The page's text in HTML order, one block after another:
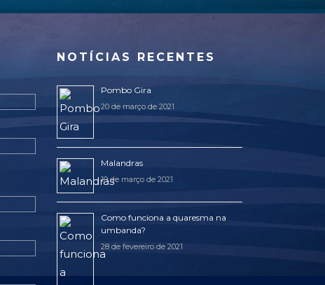
NOTÍCIAS RECENTES
Pombo Gira
20 de março de 2021
Malandras
19 de março de 2021
Como funciona a quaresma na
umbanda?
28 de fevereiro de 2021